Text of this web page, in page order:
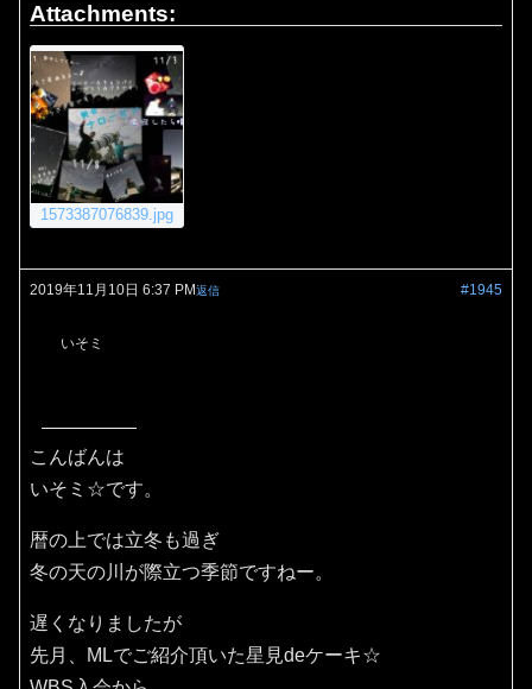
Attachments:
1573387076839.jpg
2019年11月10日 6:37 PM #1945
返信
いそミ
こんばんは
いそミ☆です。
暦の上では立冬も過ぎ
冬の天の川が際立つ季節ですねー。
遅くなりましたが
先月、MLでご紹介頂いた星見deケーキ☆